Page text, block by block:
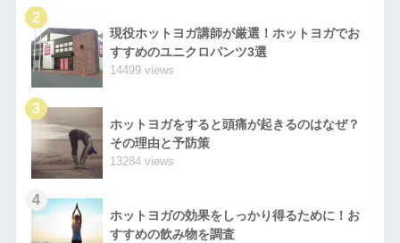
2
現役ホットヨガ講師が厳選！ホットヨガでお
すすめのユニクロパンツ3選
14499 views
3
ホットヨガをすると頭痛が起きるのはなぜ？
その理由と予防策
13284 views
4
ホットヨガの効果をしっかり得るために！お
すすめの飲み物を調査